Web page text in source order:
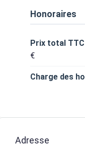
Honoraires
Prix total
€
Charge des
Adresse